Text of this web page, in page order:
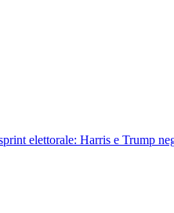
elettorale: Harris e Trump